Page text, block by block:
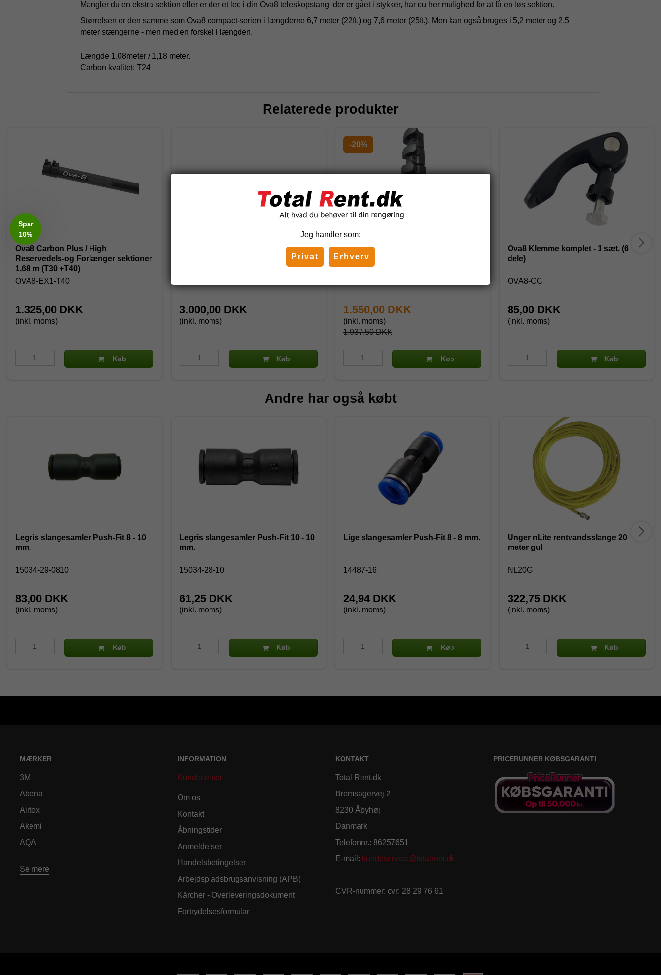
Mangler du en ekstra sektion eller er der et led i din Ova8 teleskopstang, der er gået i stykker, har du her mulighed for at få en løs sektion.
Størrelsen er den samme som Ova8 compact-serien i længderne 6,7 meter (22ft.) og 7,6 meter (25ft.). Men kan også bruges i 5,2 meter og 2,5
meter stængerne - men med en forskel i længden.
Længde 1,08meter / 1,18 meter.
Carbon kvalitet: T24
Relaterede produkter
Ova8 Carbon Plus / High
Reservedels-og Forlænger sektioner
1,68 m (T30 +T40)
OVA8-EX1-T40
1.325,00 DKK
(inkl. moms)
Køb
Ova8 Carbon High Reservedels- &
3.000,00 DKK
(inkl. moms)
Køb
-20%
OVA8 Vandførende Teleskopstang
Compact 8-24T - 2,5m
1.937,50 DKK
1.550,00 DKK
(inkl. moms)
Køb
Ova8 Klemme komplet - 1 sæt. (6
dele)
OVA8-CC
85,00 DKK
(inkl. moms)
Køb
Andre har også købt
Legris slangesamler Push-Fit 8 - 10
mm.
15034-29-0810
83,00 DKK
(inkl. moms)
Køb
Legris slangesamler Push-Fit 10 - 10
mm.
15034-28-10
61,25 DKK
(inkl. moms)
Køb
Lige slangesamler Push-Fit 8 - 8 mm.
14487-16
24,94 DKK
(inkl. moms)
Køb
Unger nLite rentvandsslange 20
meter gul
NL20G
322,75 DKK
(inkl. moms)
Køb
MÆRKER
3M
Abena
Airtox
Akemi
AQA
Se mere
INFORMATION
Kundecenter
Om os
Kontakt
Åbningstider
Anmeldelser
Handelsbetingelser
Arbejdspladsbrugsanvisning (APB)
Kärcher - Overleveringsdokument
Fortrydelsesformular
KONTAKT
Total Rent.dk
Bremsagervej 2
8230 Åbyhøj
Danmark
Telefonnr.: 86257651
E-mail : kundeservice@totalrent.dk
CVR-nummer: cvr: 28 29 76 61
PRICERUNNER KØBSGARANTI
Jeg handler som:
Privat Erhverv
Spar
10%